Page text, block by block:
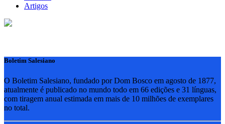
Artigos
Boletim Salesiano
O Boletim Salesiano, fundado por Dom Bosco em agosto de 1877,
atualmente é publicado no mundo todo em 66 edições e 31 línguas,
com tiragem anual estimada em mais de 10 milhões de exemplares
no total.